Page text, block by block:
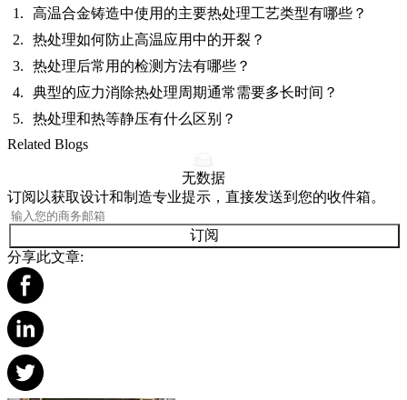
高温合金铸造中使用的主要热处理工艺类型有哪些？
热处理如何防止高温应用中的开裂？
热处理后常用的检测方法有哪些？
典型的应力消除热处理周期通常需要多长时间？
热处理和热等静压有什么区别？
Related Blogs
无数据
订阅以获取设计和制造专业提示，直接发送到您的收件箱。
订阅
分享此文章: